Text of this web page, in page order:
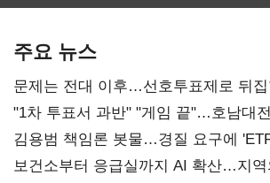
주요 뉴스
문제는 전대 이후…선호투표제로 뒤
불복'
"1차 투표서 과반" "게임 끝"…호남대
김용범 책임론 봇물…경질 요구에
보건소부터 응급실까지 AI 확산…지